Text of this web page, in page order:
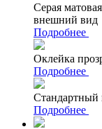
Серая
внешний вид
Подробнее
Оклейка
Подробнее
Стандартный
Подробнее